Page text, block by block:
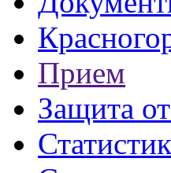
Прием
Защита